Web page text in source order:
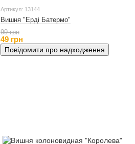
Артикул: 13144
Вишня "Ерді Батермо"
99 грн
49 грн
Повідомити про надходження